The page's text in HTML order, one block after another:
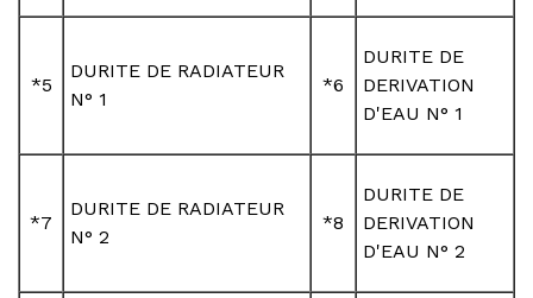
*5
DURITE DE RADIATEUR
N° 1
*6
DURITE DE
DERIVATION
D'EAU N° 1
*7
DURITE DE RADIATEUR
N° 2
*8
DURITE DE
DERIVATION
D'EAU N° 2